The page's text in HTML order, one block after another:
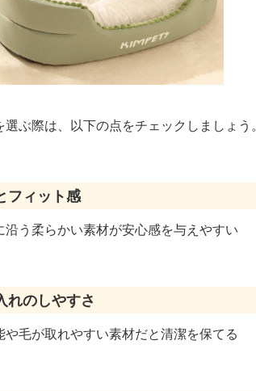
ぶ際は、以下の点をチェックしましょう。
フィット感
沿う柔らかい素材が安心感を与えやすい
れのしやすさ
や毛が取れやすい素材だと清潔を保てる